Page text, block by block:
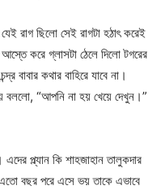
রাগ ছিলো সেই রাগটা হঠাৎ করেই
করে গ্লাসটা ঠেলে দিলো টগরের
কথার বাহিরে যাবে না।
বললো, “আপনি না হয় খেয়ে দেখুন।”
প্ল্যান কি শাহজাহান তালুকদার
বছর পরে এসে ভয় তাকে এভাবে